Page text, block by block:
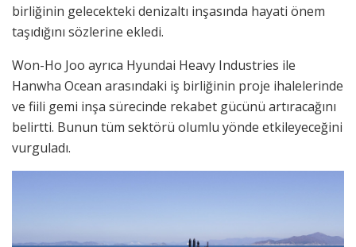
birliğinin gelecekteki denizaltı inşasında hayati önem
taşıdığını sözlerine ekledi.
Won-Ho Joo ayrıca Hyundai Heavy Industries ile
Hanwha Ocean arasındaki iş birliğinin proje ihalelerinde
ve fiili gemi inşa sürecinde rekabet gücünü artıracağını
belirtti. Bunun tüm sektörü olumlu yönde etkileyeceğini
vurguladı.